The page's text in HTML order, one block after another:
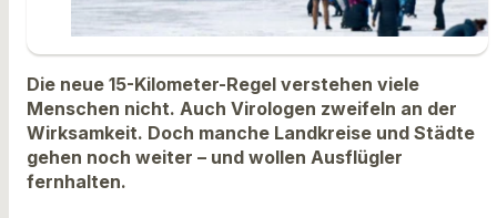
Die neue 15-Kilometer-Regel verstehen viele
Menschen nicht. Auch Virologen zweifeln an der
Wirksamkeit. Doch manche Landkreise und Städte
gehen noch weiter – und wollen Ausflügler
fernhalten.